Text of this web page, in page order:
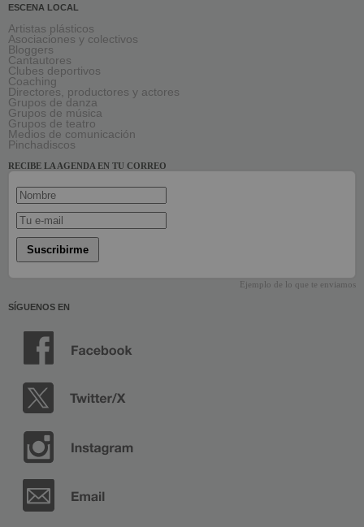
ESCENA LOCAL
Artistas plásticos
Asociaciones y colectivos
Bloggers
Cantautores
Clubes deportivos
Coaching
Directores, productores y actores
Grupos de danza
Grupos de música
Grupos de teatro
Medios de comunicación
Pinchadiscos
RECIBE LA AGENDA EN TU CORREO
Suscribirme
Ejemplo de lo que te enviamos
SÍGUENOS EN